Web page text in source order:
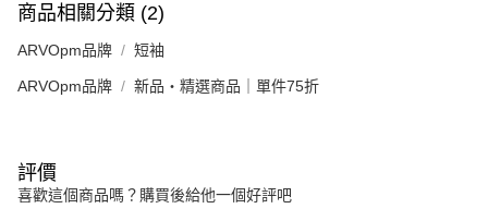
商品相關分類 (2)
ARVOpm品牌 短袖
ARVOpm品牌 新品・精選商品｜單件75折
評價
喜歡這個商品嗎？購買後給他一個好評吧